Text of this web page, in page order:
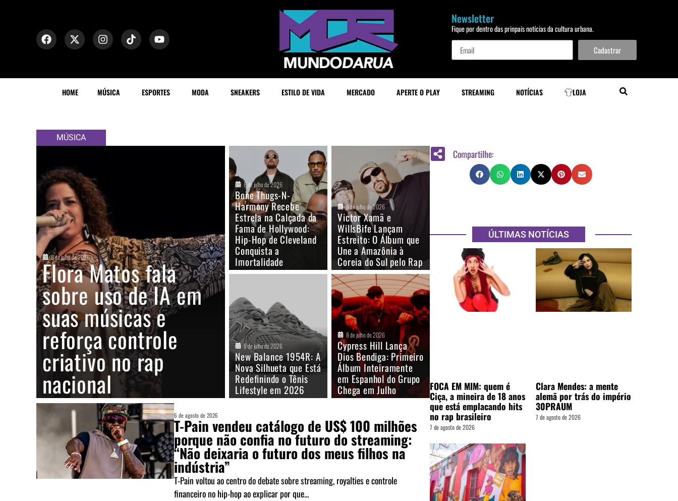
Newsletter
Fique por dentro das prinpais notícias da cultura urbana.
Cadastrar
HOME MÚSICA ESPORTES MODA SNEAKERS ESTILO DE VIDA MERCADO APERTE O PLAY STREAMING NOTÍCIAS LOJA
MÚSICA
8 de julho de 2026
Flora Matos fala
sobre uso de IA em
suas músicas e
reforça controle
criativo no rap
nacional
8 de julho de 2026
Bone Thugs-N-
Harmony Recebe
Estrela na Calçada da
Fama de Hollywood:
Hip-Hop de Cleveland
Conquista a
Imortalidade
8 de julho de 2026
Victor Xamã e
WillsBife Lançam
Estreito: O Álbum que
Une a Amazônia à
Coreia do Sul pelo Rap
8 de julho de 2026
New Balance 1954R: A
Nova Silhueta que Está
Redefinindo o Tênis
Lifestyle em 2026
8 de julho de 2026
Cypress Hill Lança
Dios Bendiga: Primeiro
Álbum Inteiramente
em Espanhol do Grupo
Chega em Julho
6 de agosto de 2026
T-Pain vendeu catálogo de US$ 100 milhões
porque não confia no futuro do streaming:
“Não deixaria o futuro dos meus filhos na
indústria”
T-Pain voltou ao centro do debate sobre streaming, royalties e controle
financeiro no hip-hop ao explicar por que...
Compartilhe:
ÚLTIMAS NOTÍCIAS
FOCA EM MIM: quem é
Ciça, a mineira de 18 anos
que está emplacando hits
no rap brasileiro
7 de agosto de 2026
Clara Mendes: a mente
alemã por trás do império
30PRAUM
7 de agosto de 2026